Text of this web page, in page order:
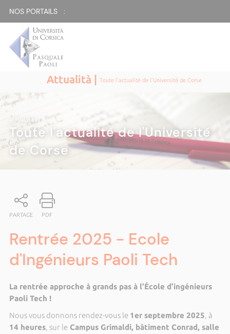
NOS PORTAILS :
Attualità |Toute l'actualité de l'Université de Corse
ATTUALITÀ|
Toute l'actualité de l'Université
de Corse
PARTAGE PDF
Rentrée 2025 - Ecole
d'Ingénieurs Paoli Tech
La rentrée approche à grands pas à l’École d’ingénieurs
Paoli Tech !
Nous vous donnons rendez-vous le 1er septembre 2025, à
14 heures, sur leCampus Grimaldi, bâtiment Conrad, salle